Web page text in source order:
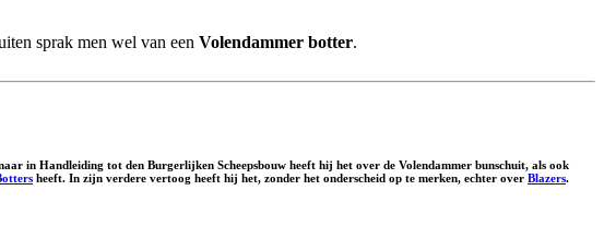
sprak men wel van een Volendammer botter.
in Handleiding tot den Burgerlijken Scheepsbouw heeft hij het over de Volendammer bunschuit, als ook
heeft. In zijn verdere vertoog heeft hij het, zonder het onderscheid op te merken, echter over Blazers.